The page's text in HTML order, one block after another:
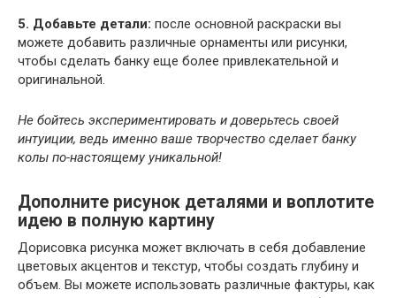
5. Добавьте детали: после основной раскраски вы
можете добавить различные орнаменты или рисунки,
чтобы сделать банку еще более привлекательной и
оригинальной.
Не бойтесь экспериментировать и доверьтесь своей
интуиции, ведь именно ваше творчество сделает банку
колы по-настоящему уникальной!
Дополните рисунок деталями и воплотите
идею в полную картину
Дорисовка рисунка может включать в себя добавление
цветовых акцентов и текстур, чтобы создать глубину и
объем. Вы можете использовать различные фактуры, как